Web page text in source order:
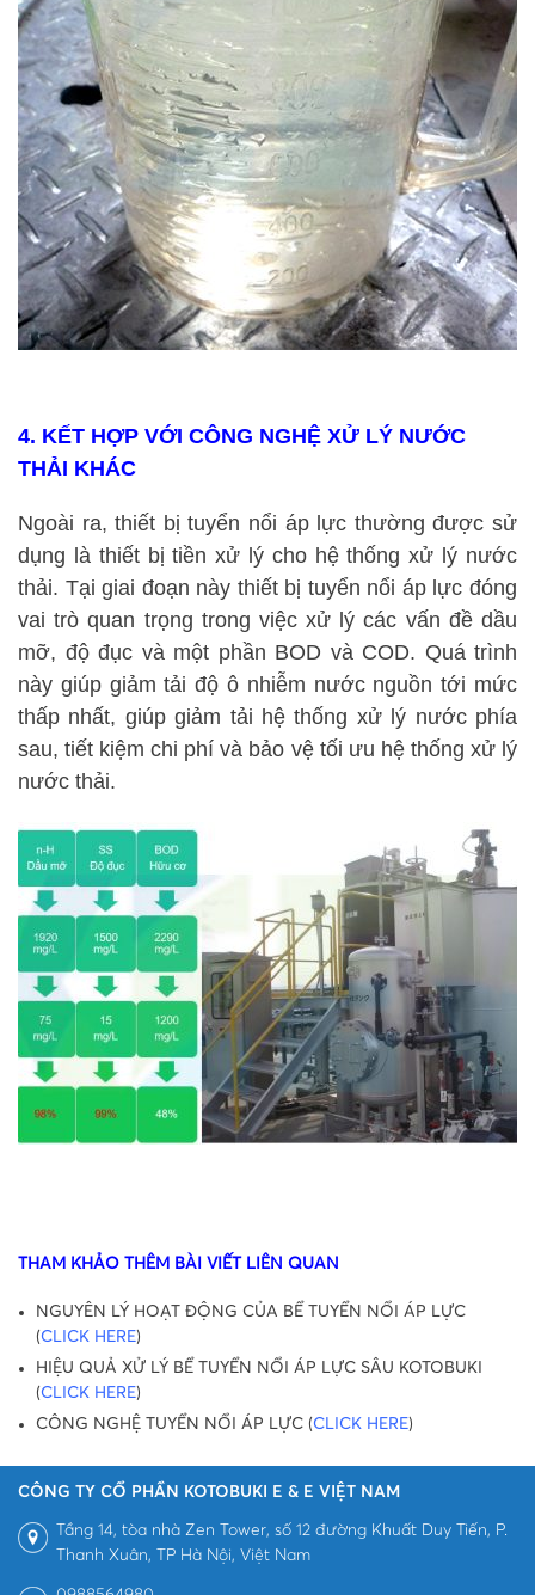
4. KẾT HỢP VỚI CÔNG NGHỆ XỬ LÝ NƯỚC
THẢI KHÁC
Ngoài ra, thiết bị tuyển nổi áp lực thường được sử
dụng là thiết bị tiền xử lý cho hệ thống xử lý nước
thải. Tại giai đoạn này thiết bị tuyển nổi áp lực đóng
vai trò quan trọng trong việc xử lý các vấn đề dầu
mỡ, độ đục và một phần BOD và COD. Quá trình
này giúp giảm tải độ ô nhiễm nước nguồn tới mức
thấp nhất, giúp giảm tải hệ thống xử lý nước phía
sau, tiết kiệm chi phí và bảo vệ tối ưu hệ thống xử lý
nước thải.
THAM KHẢO THÊM BÀI VIẾT LIÊN QUAN
NGUYÊN LÝ HOẠT ĐỘNG CỦA BỂ TUYỂN NỔI ÁP LỰC
(CLICK HERE)
HIỆU QUẢ XỬ LÝ BỂ TUYỂN NỔI ÁP LỰC SÂU KOTOBUKI
(CLICK HERE)
CÔNG NGHỆ TUYỂN NỔI ÁP LỰC (CLICK HERE)
CÔNG TY CỔ PHẦN KOTOBUKI E & E VIỆT NAM
Tầng 14, tòa nhà Zen Tower, số 12 đường Khuất Duy Tiến, P.
Thanh Xuân, TP Hà Nội, Việt Nam